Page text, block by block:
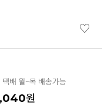
♡
배 월~목 배송가능
원